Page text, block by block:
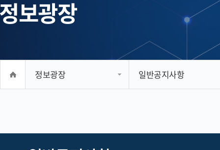
보광장
정보광장 일반공지사항